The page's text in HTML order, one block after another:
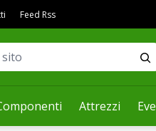
Attrezzi
Feed Rss